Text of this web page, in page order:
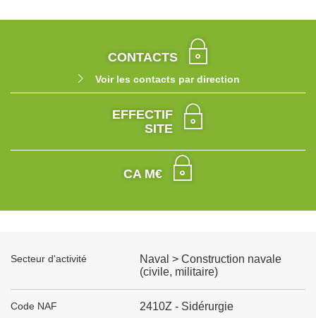
CONTACTS
Voir les contacts par direction
EFFECTIF
SITE
CA M€
Secteur d'activité
Naval > Construction navale
(civile, militaire)
Code NAF 2410Z - Sidérurgie